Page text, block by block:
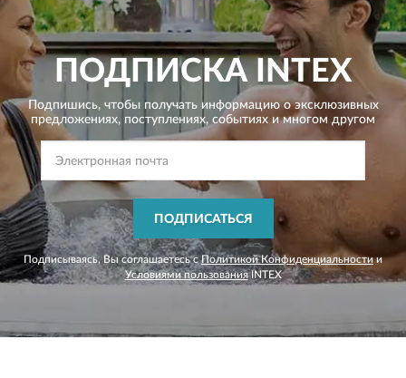
ПОДПИСКАINTEX
Подпишись, чтобы получать информацию о эксклюзивных
предложениях, поступлениях, событиях и многом другом
ПОДПИСАТЬСЯ
Подписываясь, Вы соглашаетесь сПолитикой Конфиденциальности и
Условиями пользованияINTEX